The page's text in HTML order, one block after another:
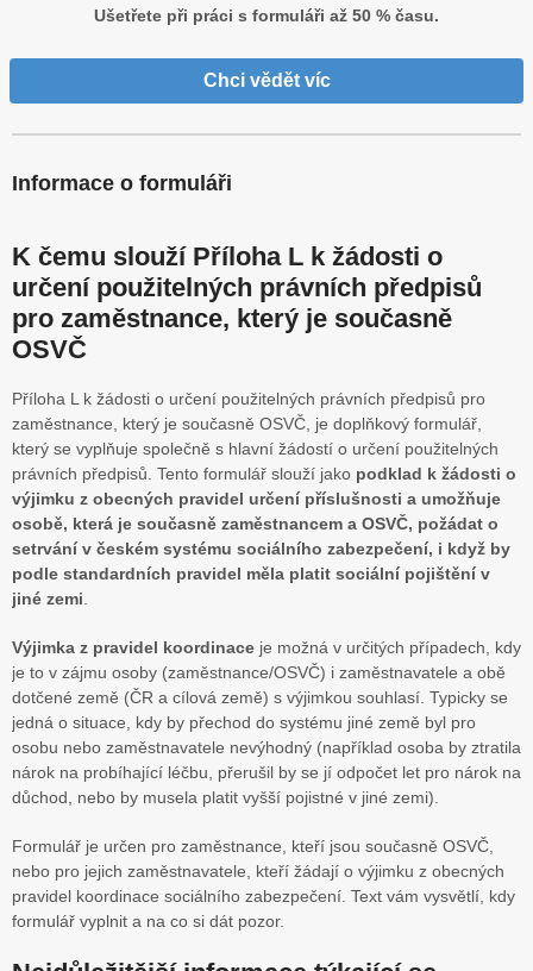
Ušetřete při práci s formuláři až 50 % času.
Chci vědět víc
Informace o formuláři
K čemu slouží Příloha L k žádosti o
určení použitelných právních předpisů
pro zaměstnance, který je současně
OSVČ
Příloha L k žádosti o určení použitelných právních předpisů pro
zaměstnance, který je současně OSVČ, je doplňkový formulář,
který se vyplňuje společně s hlavní žádostí o určení použitelných
právních předpisů. Tento formulář slouží jako podklad k žádosti o
výjimku z obecných pravidel určení příslušnosti a umožňuje
osobě, která je současně zaměstnancem a OSVČ, požádat o
setrvání v českém systému sociálního zabezpečení, i když by
podle standardních pravidel měla platit sociální pojištění v
jiné zemi
Výjimka z pravidel koordinace je možná v určitých případech, kdy
je to v zájmu osoby (zaměstnance/OSVČ) i zaměstnavatele a obě
dotčené země (ČR a cílová země) s výjimkou souhlasí. Typicky se
jedná o situace, kdy by přechod do systému jiné země byl pro
osobu nebo zaměstnavatele nevýhodný (například osoba by ztratila
nárok na probíhající léčbu, přerušil by se jí odpočet let pro nárok na
důchod, nebo by musela platit vyšší pojistné v jiné zemi).
Formulář je určen pro zaměstnance, kteří jsou současně OSVČ,
nebo pro jejich zaměstnavatele, kteří žádají o výjimku z obecných
pravidel koordinace sociálního zabezpečení. Text vám vysvětlí, kdy
formulář vyplnit a na co si dát pozor.